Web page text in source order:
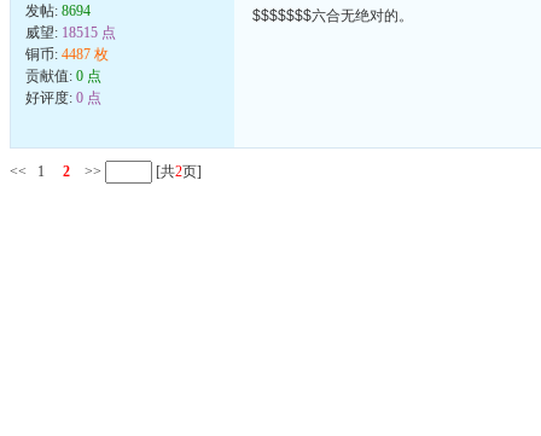
发帖: 8694
威望: 18515 点
铜币: 4487 枚
贡献值: 0 点
好评度: 0 点
$$$$$$$六合无绝对的。
<< 1 2 >> [共2页]